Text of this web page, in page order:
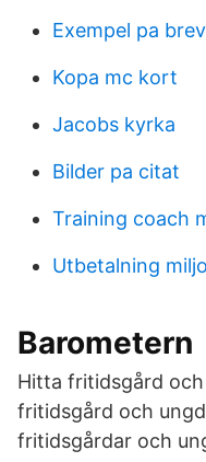
Exempel pa brev
Kopa mc kort
Jacobs kyrka
Bilder pa citat
Training coach
Utbetalning
Barometern
Hitta fritidsgård
fritidsgård och
fritidsgårdar och